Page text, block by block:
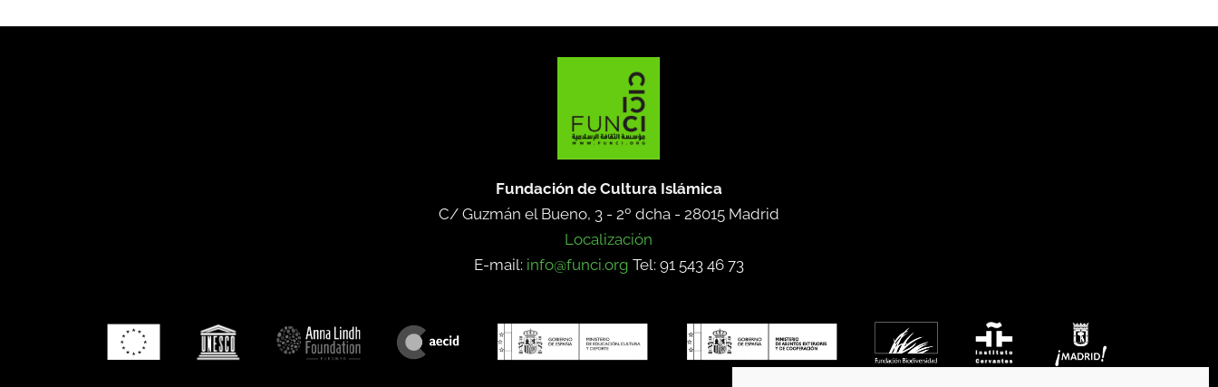
Fundación de Cultura Islámica
C/ Guzmán el Bueno, 3 - 2º dcha - 28015 Madrid
Localización
E-mail: info@funci.org Tel: 91 543 46 73